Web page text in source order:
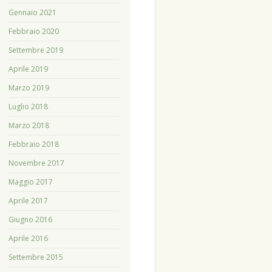
Gennaio 2021
Febbraio 2020
Settembre 2019
Aprile 2019
Marzo 2019
Luglio 2018
Marzo 2018
Febbraio 2018
Novembre 2017
Maggio 2017
Aprile 2017
Giugno 2016
Aprile 2016
Settembre 2015